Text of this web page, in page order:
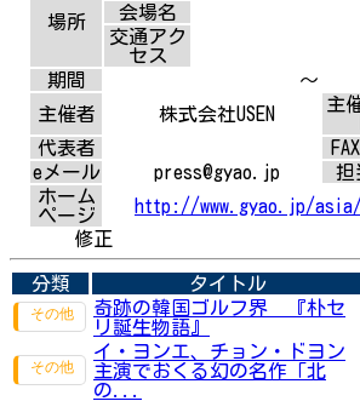
場所
会場名
交通アク
セス
期間
～
主催者
株式会社USEN
主
代表者
eメール
press@gyao.jp
担
ホーム
ページ
http://www.gyao.jp/asia/
修正
分類 タイトル
奇跡の韓国ゴルフ界 『朴セ
リ誕生物語』
イ・ヨンエ、チョン・ドヨン
主演でおくる幻の名作「北
の...